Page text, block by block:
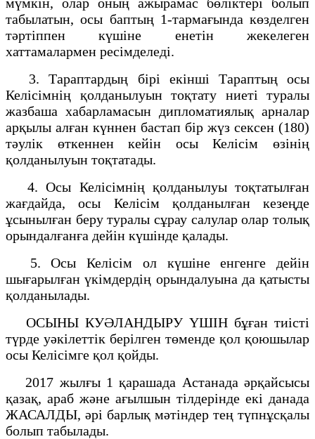
табылатын, осы баптың 1-тармағында көзделген
тәртіппен күшіне енетін жекелеген
хаттамалармен ресімделеді.
3. Тараптардың бірі екінші Тараптың осы
Келісімнің қолданылуын тоқтату ниеті туралы
жазбаша хабарламасын дипломатиялық арналар
арқылы алған күннен бастап бір жүз сексен (180)
тәулік өткеннен кейін осы Келісім өзінің
қолданылуын тоқтатады.
4. Осы Келісімнің қолданылуы тоқтатылған
жағдайда, осы Келісім қолданылған кезеңде
ұсынылған беру туралы сұрау салулар олар толық
орындалғанға дейін күшінде қалады.
5. Осы Келісім ол күшіне енгенге дейін
шығарылған үкімдердің орындалуына да қатысты
қолданылады.
ОСЫНЫ КУӘЛАНДЫРУ ҮШІН бұған тиісті
түрде уәкілеттік берілген төменде қол қоюшылар
осы Келісімге қол қойды.
2017 жылғы 1 қарашада Астанада әрқайсысы
қазақ, араб және ағылшын тілдерінде екі данада
ЖАСАЛДЫ, әрі барлық мәтіндер тең түпнұсқалы
болып табылады.